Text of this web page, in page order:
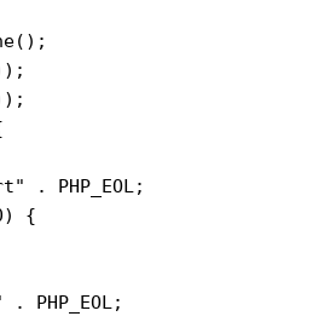
. PHP_EOL;
{
. PHP_EOL;